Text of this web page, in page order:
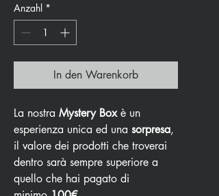
Anzahl *
In den Warenkorb
La nostra Mystery Boxè un
esperienza unica ed una sorpresa,
il valore dei prodotti che troverai
dentro sarà sempre superiore a
quello che hai pagato di